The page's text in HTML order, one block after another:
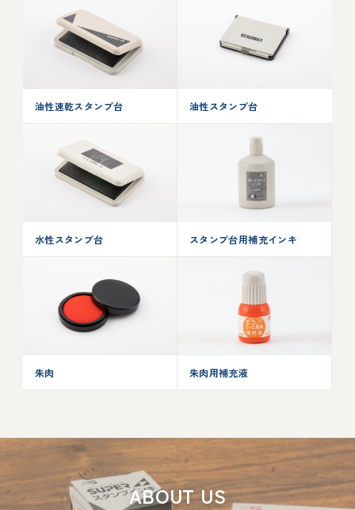
油性速乾スタンプ台 油性スタンプ台
水性スタンプ台 スタンプ台用補充インキ
朱肉 朱肉用補充液
ABOUT US